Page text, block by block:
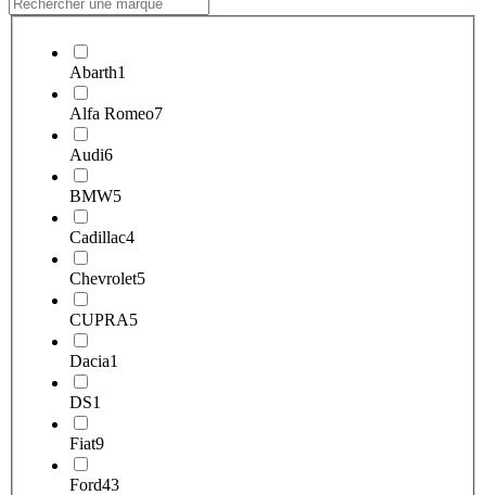
Abarth1
Alfa Romeo7
Audi6
BMW5
Cadillac4
Chevrolet5
CUPRA5
Dacia1
DS1
Fiat9
Ford43